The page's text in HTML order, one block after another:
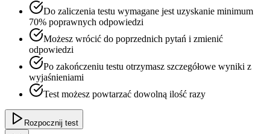
Do zaliczenia testu wymagane jest uzyskanie minimum
70% poprawnych odpowiedzi
Możesz wrócić do poprzednich pytań i zmienić
odpowiedzi
Po zakończeniu testu otrzymasz szczegółowe wyniki z
wyjaśnieniami
Test możesz powtarzać dowolną ilość razy
Rozpocznij test